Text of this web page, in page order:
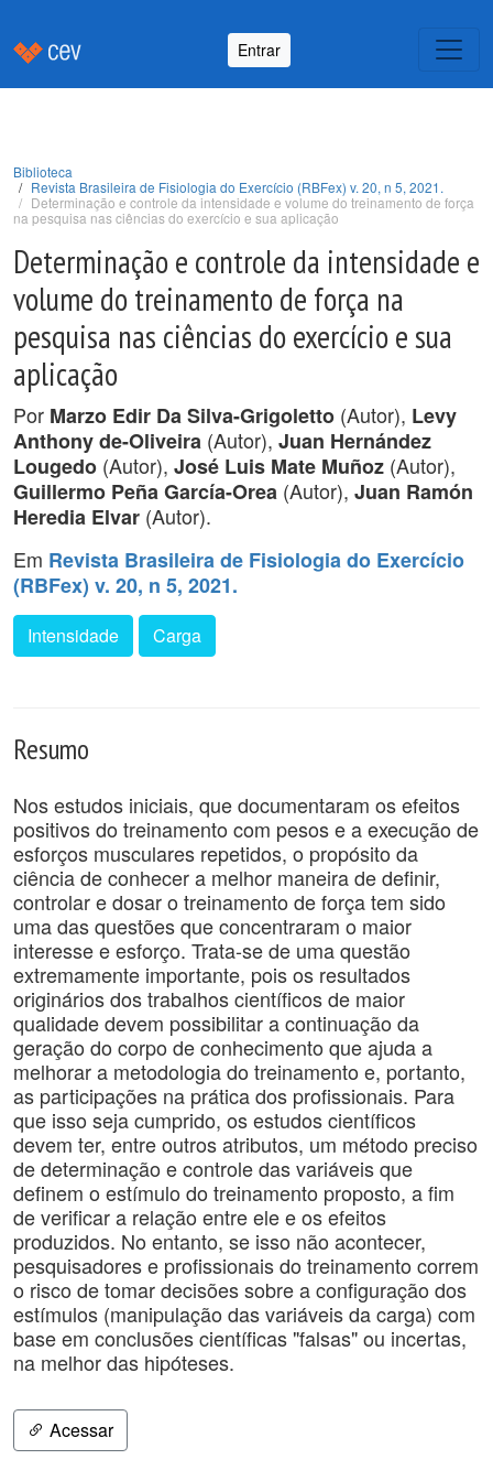
Entrar
Biblioteca
Revista Brasileira de Fisiologia do Exercício (RBFex) v. 20, n 5, 2021.
Determinação e controle da intensidade e volume do treinamento de força
na pesquisa nas ciências do exercício e sua aplicação
Determinação e controle da intensidade e
volume do treinamento de força na
pesquisa nas ciências do exercício e sua
aplicação
Por Marzo Edir Da Silva-Grigoletto (Autor), Levy
Anthony de-Oliveira (Autor), Juan Hernández
Lougedo (Autor), José Luis Mate Muñoz (Autor),
Guillermo Peña García-Orea (Autor), Juan Ramón
Heredia Elvar (Autor).
Em Revista Brasileira de Fisiologia do Exercício
(RBFex) v. 20, n 5, 2021.
Intensidade Carga
Resumo
Nos estudos iniciais, que documentaram os efeitos
positivos do treinamento com pesos e a execução de
esforços musculares repetidos, o propósito da
ciência de conhecer a melhor maneira de definir,
controlar e dosar o treinamento de força tem sido
uma das questões que concentraram o maior
interesse e esforço. Trata-se de uma questão
extremamente importante, pois os resultados
originários dos trabalhos científicos de maior
qualidade devem possibilitar a continuação da
geração do corpo de conhecimento que ajuda a
melhorar a metodologia do treinamento e, portanto,
as participações na prática dos profissionais. Para
que isso seja cumprido, os estudos científicos
devem ter, entre outros atributos, um método preciso
de determinação e controle das variáveis que
definem o estímulo do treinamento proposto, a fim
de verificar a relação entre ele e os efeitos
produzidos. No entanto, se isso não acontecer,
pesquisadores e profissionais do treinamento correm
o risco de tomar decisões sobre a configuração dos
estímulos (manipulação das variáveis da carga) com
base em conclusões científicas "falsas" ou incertas,
na melhor das hipóteses.
Acessar